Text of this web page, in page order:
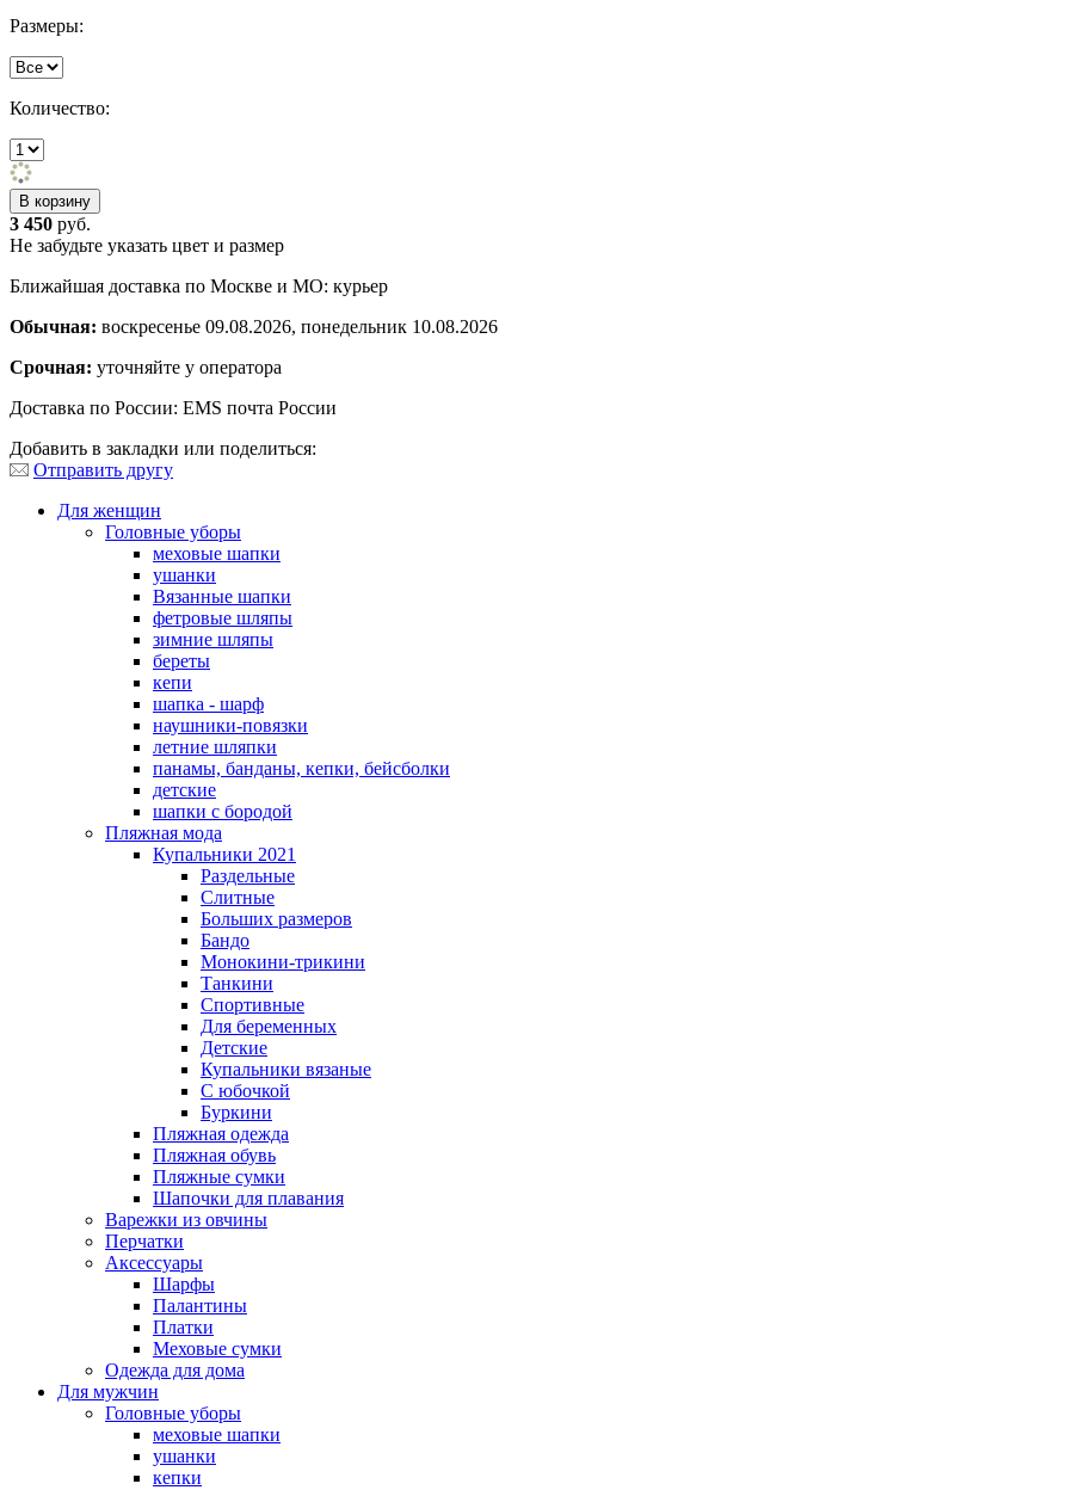
Размеры:
Количество:
3 450 руб.
Не забудьте указать цвет и размер
Ближайшая доставка по Москве и МО: курьер
Обычная: воскресенье 09.08.2026, понедельник 10.08.2026
Срочная: уточняйте у оператора
Доставка по России: EMS почта России
Добавить в закладки или поделиться:
Отправить другу
Для женщин
Головные уборы
меховые шапки
ушанки
Вязанные шапки
фетровые шляпы
зимние шляпы
береты
кепи
шапка - шарф
наушники-повязки
летние шляпки
панамы, банданы, кепки, бейсболки
детские
шапки с бородой
Пляжная мода
Купальники 2021
Раздельные
Слитные
Больших размеров
Бандо
Монокини-трикини
Танкини
Спортивные
Для беременных
Детские
Купальники вязаные
С юбочкой
Буркини
Пляжная одежда
Пляжная обувь
Пляжные сумки
Шапочки для плавания
Варежки из овчины
Перчатки
Аксессуары
Шарфы
Палантины
Платки
Меховые сумки
Одежда для дома
Для мужчин
Головные уборы
меховые шапки
ушанки
кепки